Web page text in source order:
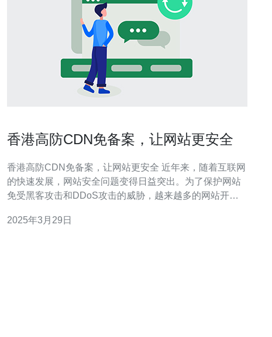
香港高防CDN免备案，让网站更安全
香港高防CDN免备案，让网站更安全 近年来，随着互联网
的快速发展，网站安全问题变得日益突出。为了保护网站
免受黑客攻击和DDoS攻击的威胁，越来越多的网站开始
访问体验。然而，在中国大陆，网站备案成为了使用CDN
2025年3月29日